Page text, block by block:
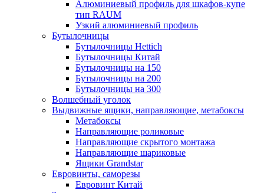
Алюминиевый профиль для шкафов-купе
тип RAUM
Узкий алюминиевый профиль
Бутылочницы
Бутылочницы Hettich
Бутылочницы Китай
Бутылочницы на 150
Бутылочницы на 200
Бутылочницы на 300
Волшебный уголок
Выдвижные ящики, направляющие, метабоксы
Метабоксы
Направляющие роликовые
Направляющие скрытого монтажа
Направляющие шариковые
Ящики Grandstar
Евровинты, саморезы
Евровинт Китай